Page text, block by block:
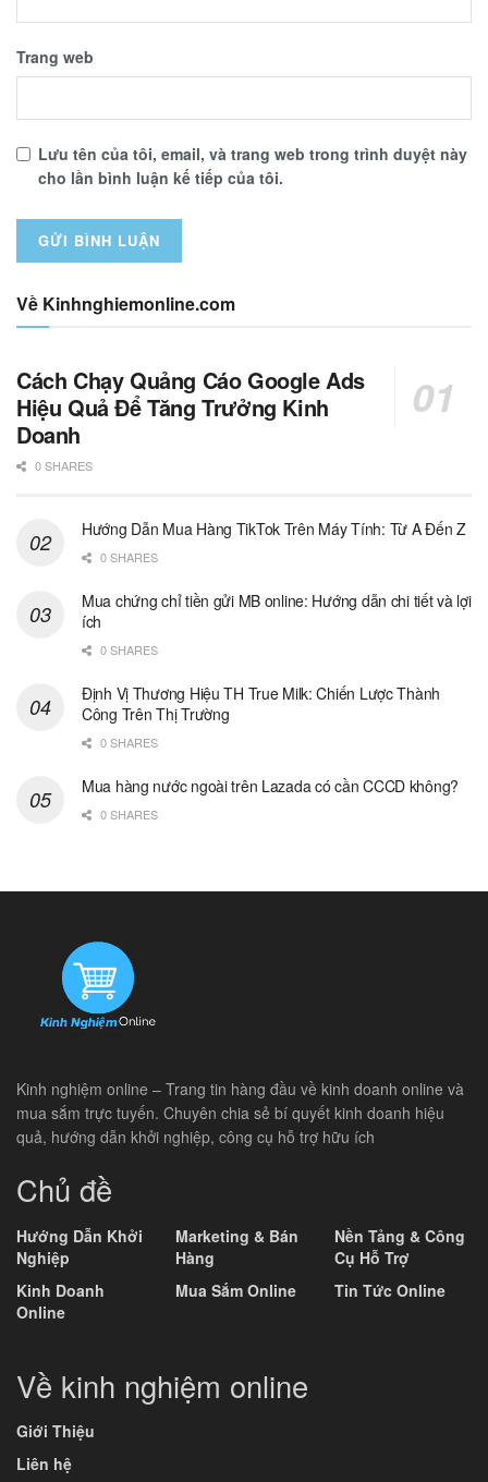
Trang web
Lưu tên của tôi, email, và trang web trong trình duyệt này
cho lần bình luận kế tiếp của tôi.
Về Kinhnghiemonline.com
Cách Chạy Quảng Cáo Google Ads
Hiệu Quả Để Tăng Trưởng Kinh
Doanh
0 SHARES
Hướng Dẫn Mua Hàng TikTok Trên Máy Tính: Từ A Đến Z
0 SHARES
Mua chứng chỉ tiền gửi MB online: Hướng dẫn chi tiết và lợi
ích
0 SHARES
Định Vị Thương Hiệu TH True Milk: Chiến Lược Thành
Công Trên Thị Trường
0 SHARES
Mua hàng nước ngoài trên Lazada có cần CCCD không?
0 SHARES
Kinh nghiệm online – Trang tin hàng đầu về kinh doanh online và
mua sắm trực tuyến. Chuyên chia sẻ bí quyết kinh doanh hiệu
quả, hướng dẫn khởi nghiệp, công cụ hỗ trợ hữu ích
Chủ đề
Hướng Dẫn Khởi
Nghiệp
Kinh Doanh
Online
Marketing & Bán
Hàng
Mua Sắm Online
Nền Tảng & Công
Cụ Hỗ Trợ
Tin Tức Online
Về kinh nghiệm online
Giới Thiệu
Liên hệ